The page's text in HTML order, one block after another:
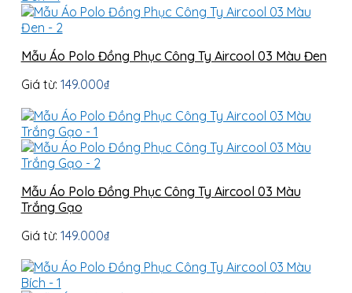
Mẫu Áo Polo Đồng Phục Công Ty Aircool 03 Màu Đen
Giá từ: 149.000₫
Mẫu Áo Polo Đồng Phục Công Ty Aircool 03 Màu
Trắng Gạo
Giá từ: 149.000₫